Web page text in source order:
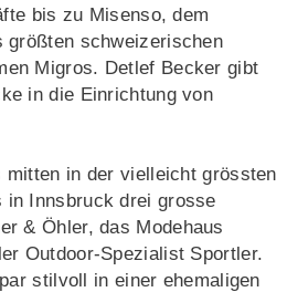
bis zu Misenso, dem
größten schweizerischen
Migros. Detlef Becker gibt
in die Einrichtung von
mitten in der vielleicht grössten
in Innsbruck drei grosse
& Öhler, das Modehaus
Outdoor-Spezialist Sportler.
stilvoll in einer ehemaligen